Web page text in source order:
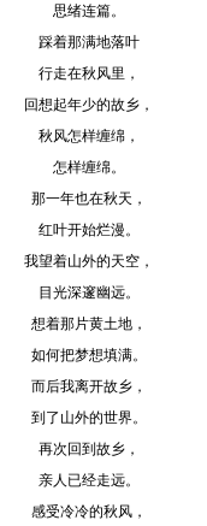
思绪连篇。
踩着那满地落叶
行走在秋风里，
回想起年少的故乡，
秋风怎样缠绵，
怎样缠绵。
那一年也在秋天，
红叶开始烂漫。
我望着山外的天空，
目光深邃幽远。
想着那片黄土地，
如何把梦想填满。
而后我离开故乡，
到了山外的世界。
再次回到故乡，
亲人已经走远。
感受冷冷的秋风，